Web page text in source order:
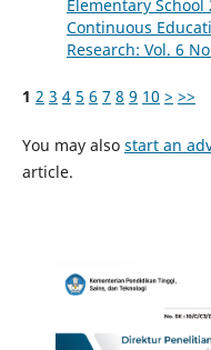
Elementary
Continuous
Research: Vol. 6
1 2 3 4 5 6 7 8 9 10 > >>
You may also start an
article.